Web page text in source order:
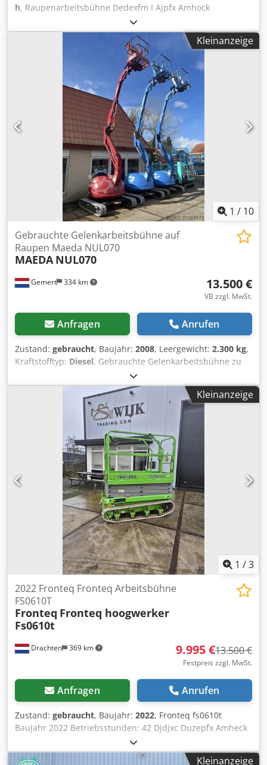
h, Raupenarbeitsbühne Dedexfm I Ajpfx Amhock
Kleinanzeige
1 / 10
Gemert 334 km
Gebrauchte Gelenkarbeitsbühne auf
Raupen Maeda NUL070
MAEDA NUL070
13.500 €
VB zzgl. MwSt.
Anfragen Anrufen
Zustand: gebraucht, Baujahr: 2008, Leergewicht: 2.300 kg,
Kraftstofftyp: Diesel, Gebrauchte Gelenkarbeitsbühne zu
verkaufen: Dcjdpfx Amjyw Uczohok Arbeitshöhe: 8,8 Meter
Gewicht: 2300kg Hubkraft: 150 kg Abmessungen: 4,08 x
1,65 x 1,96 Meter Kubota 3-Zylinder Diesel Preis pro Stück:
€ 13.500,- exkl. MwSt 6 Stück auf Lager!!
Kleinanzeige
1 /3
Drachten 369 km
2022 Fronteq Fronteq Arbeitsbühne
FS0610T
Fronteq Fronteq hoogwerker
Fs0610t
9.995 €13.500 €
Festpreis zzgl. MwSt.
Anfragen Anrufen
Zustand: gebraucht, Baujahr: 2022, Fronteq fs0610t
Baujahr 2022 Betriebsstunden: 42 Djdjxc Duzepfx Amheck
Arbeitshöhe: 8,00 m Plattformkapazität: 200 kg Gewicht
(ca.): 1.620 kg Antrieb: Elektro / Raupen Bodenhöhe: 6,00 m
Kleinanzeige